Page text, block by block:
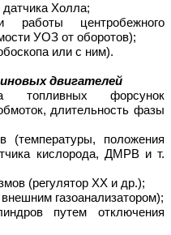
датчика Холла;
работы центробежного
УОЗ от оборотов);
или с ним).
двигателей
топливных форсунок
длительность фазы
(температуры, положения
кислорода, ДМРВ и т.
(регулятор ХХ и др.);
газоанализатором);
путем отключения